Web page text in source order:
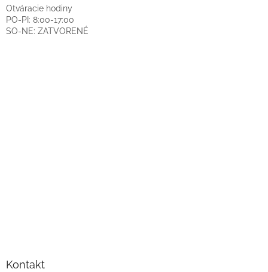
Otváracie hodiny
PO-PI: 8:00-17:00
SO-NE: ZATVORENÉ
Kontakt